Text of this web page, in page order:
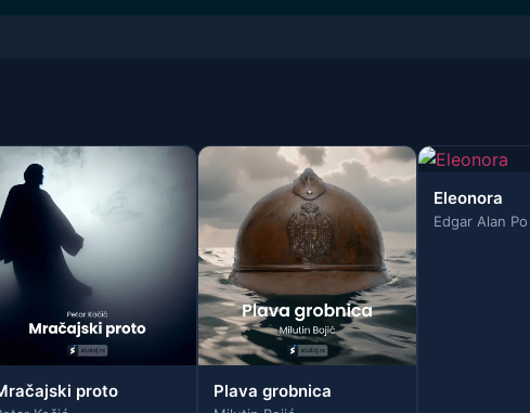
proto Plava grobnica
Eleonora
Edgar Alan Po